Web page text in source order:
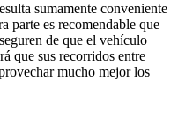
sumamente conveniente
parte es recomendable que
de que el vehículo
que sus recorridos entre
mucho mejor los